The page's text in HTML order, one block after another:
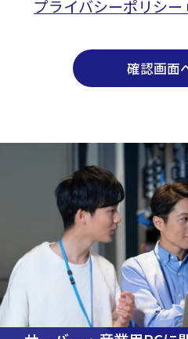
プライバシーポリシー
確認画面